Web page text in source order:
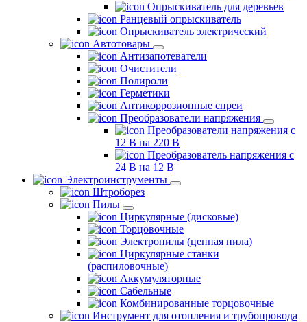
Опрыскиватель для деревьев
Ранцевый опрыскиватель
Опрыскиватель электрический
Автотовары
Антизапотеватели
Очистители
Полироли
Герметики
Антикоррозионные спреи
Преобразователи напряжения
Преобразователи напряжения с
12 В на 220 В
Преобразователь напряжения с
24 В на 12 В
Электроинструменты
Штроборез
Пилы
Циркулярные (дисковые)
Торцовочные
Электропилы (цепная пила)
Циркулярные станки
(распиловочные)
Аккумуляторные
Сабельные
Комбинированные торцовочные
Инструмент для отопления и трубопровода